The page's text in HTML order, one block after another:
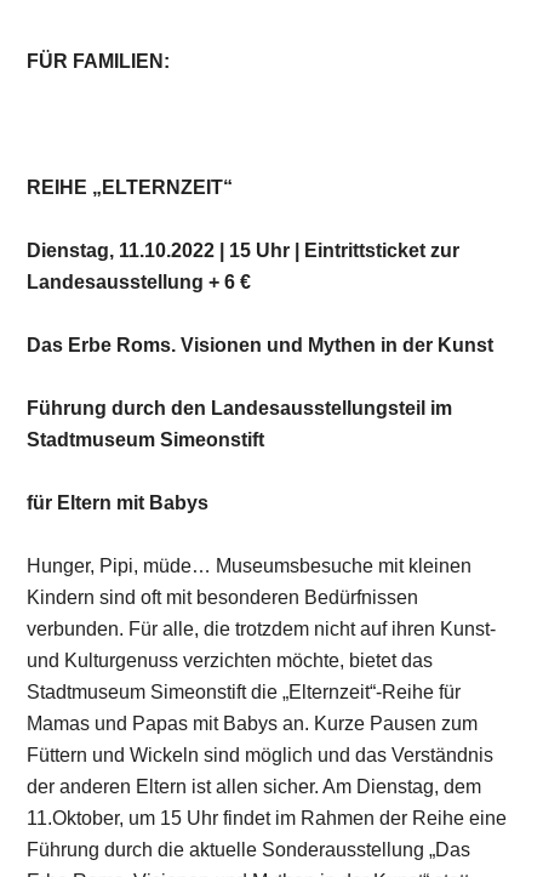
FÜR FAMILIEN:
REIHE „ELTERNZEIT“
Dienstag, 11.10.2022 | 15 Uhr | Eintrittsticket zur
Landesausstellung + 6 €
Das Erbe Roms. Visionen und Mythen in der Kunst
Führung durch den Landesausstellungsteil im
Stadtmuseum Simeonstift
für Eltern mit Babys
Hunger, Pipi, müde… Museumsbesuche mit kleinen
Kindern sind oft mit besonderen Bedürfnissen
verbunden. Für alle, die trotzdem nicht auf ihren Kunst-
und Kulturgenuss verzichten möchte, bietet das
Stadtmuseum Simeonstift die „Elternzeit“-Reihe für
Mamas und Papas mit Babys an. Kurze Pausen zum
Füttern und Wickeln sind möglich und das Verständnis
der anderen Eltern ist allen sicher. Am Dienstag, dem
11.Oktober, um 15 Uhr findet im Rahmen der Reihe eine
Führung durch die aktuelle Sonderausstellung „Das